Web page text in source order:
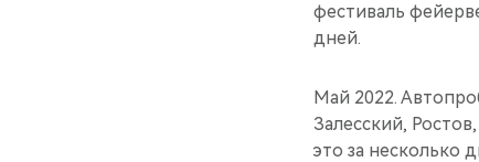
фестиваль
дней.
Май 2022.
Залесский,
это за несколько